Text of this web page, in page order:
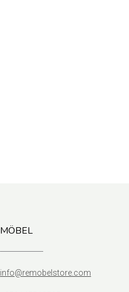
MÖBEL
info@remobelstore.com